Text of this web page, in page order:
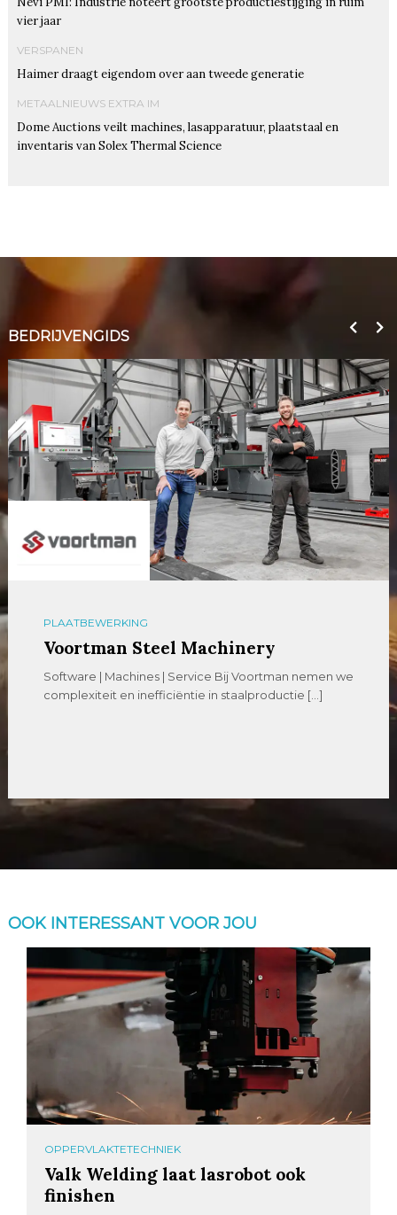
vier jaar
VERSPANEN
Haimer draagt eigendom over aan tweede generatie
METAALNIEUWS EXTRA IM
Dome Auctions veilt machines, lasapparatuur, plaatstaal en
inventaris van Solex Thermal Science
BEDRIJVENGIDS
PLAATBEWERKING
Voortman Steel Machinery
Software | Machines | Service Bij Voortman nemen we
complexiteit en inefficiëntie in staalproductie […]
OOK INTERESSANT VOOR JOU
OPPERVLAKTETECHNIEK
Valk Welding laat lasrobot ook
finishen